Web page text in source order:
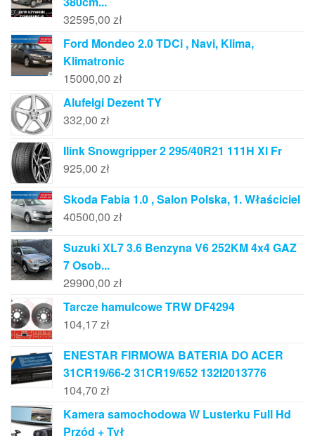
32595,00 zł
Ford Mondeo 2.0 TDCi , Navi, Klima,
Klimatronic
15000,00 zł
Alufelgi Dezent TY
332,00 zł
Ilink Snowgripper 2 295/40R21 111H Xl Fr
925,00 zł
Skoda Fabia 1.0 , Salon Polska, 1. Właściciel
40500,00 zł
Suzuki XL7 3.6 Benzyna V6 252KM 4x4 GAZ
7 Osob...
29900,00 zł
Tarcze hamulcowe TRW DF4294
104,17zł
ENESTAR FIRMOWA BATERIA DO ACER
31CR19/66-2 31CR19/652 132I2013776
104,70 zł
Kamera samochodowa W Lusterku Full Hd
Przód + Tył